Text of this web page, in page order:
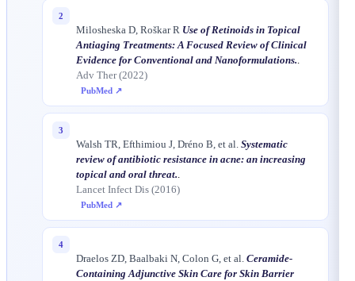
2
Milosheska D, Roškar R Use of Retinoids in Topical
Antiaging Treatments: A Focused Review of Clinical
Evidence for Conventional and Nanoformulations..
Adv Ther (2022)
PubMed ↗
3
Walsh TR, Efthimiou J, Dréno B, et al. Systematic
review of antibiotic resistance in acne: an increasing
topical and oral threat..
Lancet Infect Dis (2016)
PubMed ↗
4
Draelos ZD, Baalbaki N, Colon G, et al. Ceramide-
Containing Adjunctive Skin Care for Skin Barrier